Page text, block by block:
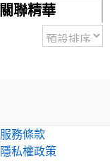
關聯精華
服務條款
隱私權政策